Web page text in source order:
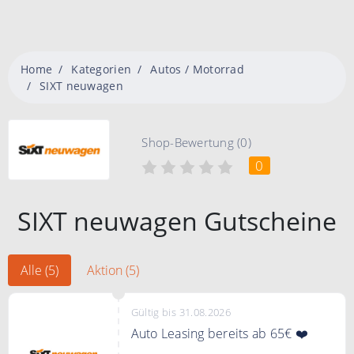
Home Kategorien
Autos / Motorrad
SIXT neuwagen
Shop-Bewertung (0)
0
SIXT neuwagen Gutscheine
Alle (5) Aktion (5)
Gültig bis 31.08.2026
Auto Leasing bereits ab 65€ ❤️